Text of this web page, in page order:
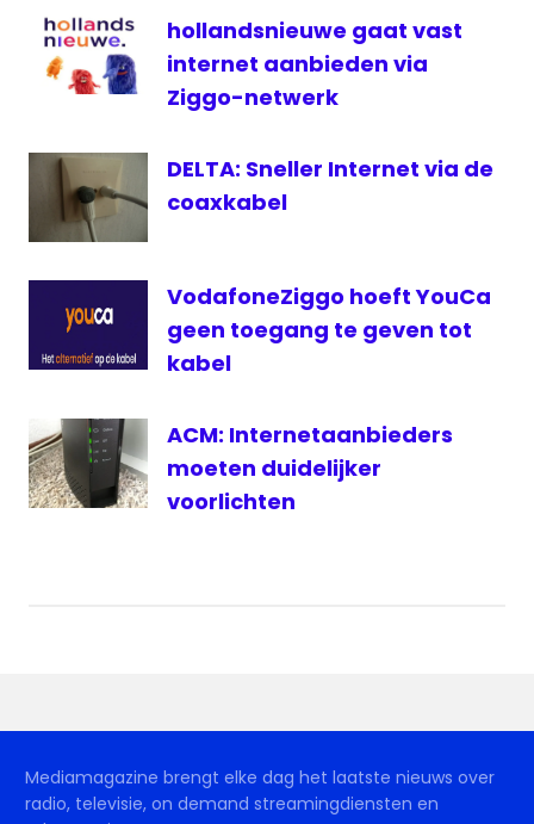
koper
netwerk
telecom
hollandsnieuwe gaat vast
internet aanbieden via
Ziggo-netwerk
DELTA: Sneller Internet via de
coaxkabel
VodafoneZiggo hoeft YouCa
geen toegang te geven tot
kabel
ACM: Internetaanbieders
moeten duidelijker
voorlichten
Mediamagazine brengt elke dag het laatste nieuws over
radio, televisie, on demand streamingdiensten en